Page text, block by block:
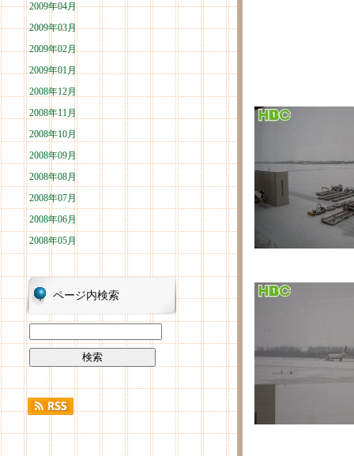
2009年04月
2009年03月
2009年02月
2009年01月
2008年12月
2008年11月
2008年10月
2008年09月
2008年08月
2008年07月
2008年06月
2008年05月
ページ内検索